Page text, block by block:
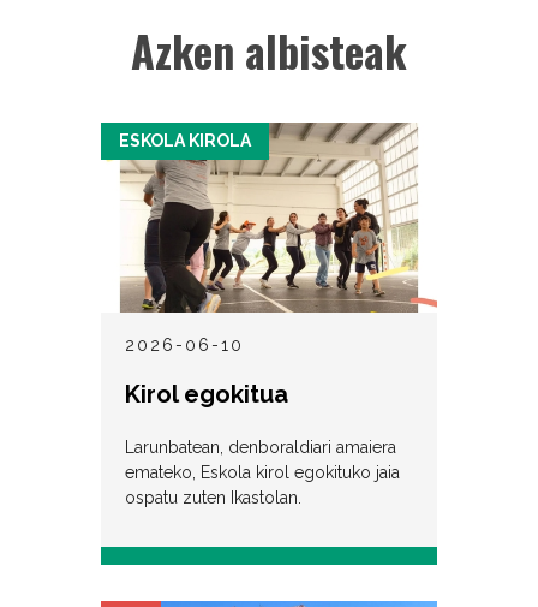
Azken albisteak
2026-06-10
ESKOLA KIROLA
Kirol egokitua
Larunbatean, denboraldiari amaiera
emateko, Eskola kirol egokituko jaia
ospatu zuten Ikastolan.